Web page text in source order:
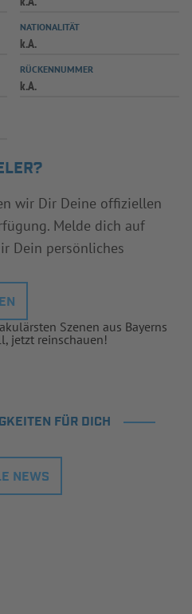
SPIELPLUS
NATIONALITÄT
k.A.
RÜCKENNUMMER
k.A.
wir Dir Deine offiziellen
Melde dich auf
Dein persönliches
Szenen aus Bayerns
jetzt reinschauen!
FÜR DICH
NEWS